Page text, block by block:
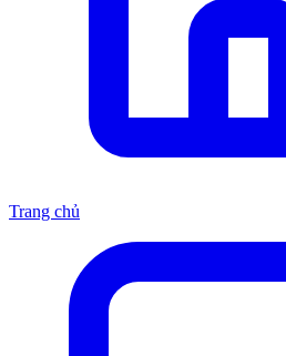
Trang chủ